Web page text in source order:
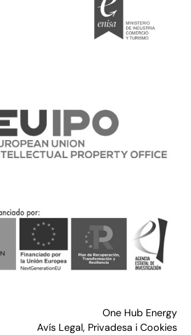
One Hub Energy
Avís Legal, Privadesa i Cookies